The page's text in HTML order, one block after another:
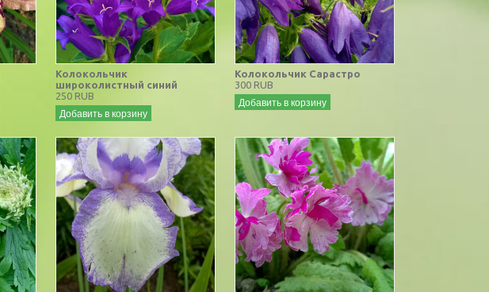
Колокольчик
широколистный синий
250 RUB
Добавить в корзину
Колокольчик Сарастро
300 RUB
Добавить в корзину